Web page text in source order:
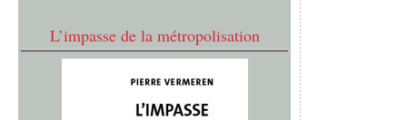
L’impasse de la métropolisation